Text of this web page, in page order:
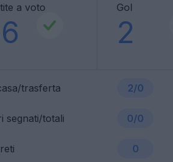
a voto Gol
2
trasferta 2/0
segnati/totali 0/0
0